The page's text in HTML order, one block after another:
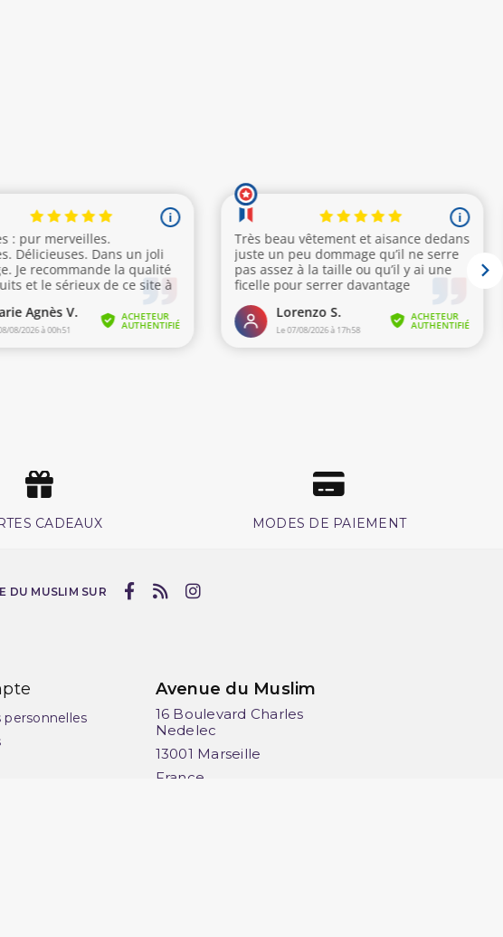
CADEAUX MODES DE PAIEMENT
DU MUSLIM SUR
Avenue du Muslim
16 Boulevard Charles
Nedelec
13001 Marseille
France